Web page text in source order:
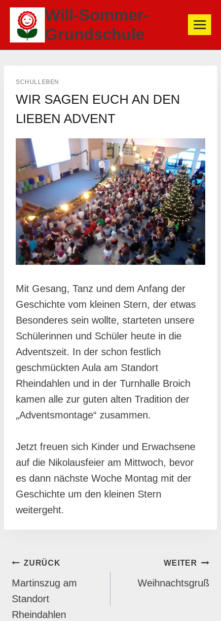
Zum
Inhalt
springen
Will-Sommer-
Grundschule
SCHULLEBEN
WIR SAGEN EUCH AN DEN
LIEBEN ADVENT
Mit Gesang, Tanz und dem Anfang der
Geschichte vom kleinen Stern, der etwas
Besonderes sein wollte, starteten unsere
Schülerinnen und Schüler heute in die
Adventszeit. In der schon festlich
geschmückten Aula am Standort
Rheindahlen und in der Turnhalle Broich
kamen alle zur guten alten Tradition der
„Adventsmontage“ zusammen.
Jetzt freuen sich Kinder und Erwachsene
auf die Nikolausfeier am Mittwoch, bevor
es dann nächste Woche Montag mit der
Geschichte um den kleinen Stern
weitergeht.
BEITRAGSNAVIGATION
ZURÜCK
Martinszug am
Standort
Rheindahlen
WEITER
Weihnachtsgruß